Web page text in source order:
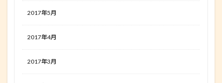
2017年5月
2017年4月
2017年3月